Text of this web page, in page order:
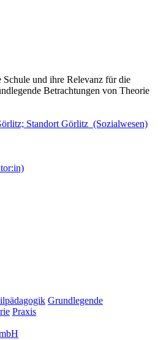
und ihre Relevanz für die
Betrachtungen von Theorie
Standort Görlitz (Sozialwesen)
Grundlegende
Praxis